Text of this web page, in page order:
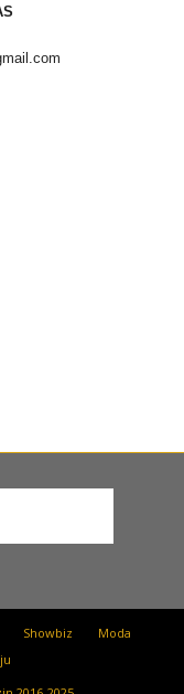
Showbiz
Moda